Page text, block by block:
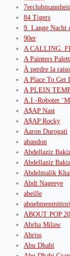
84 Tigers
9. Lange Nacht
90er
A CALLING.
A Painters
À perdre la
A Place To Get
A PLEIN
A.I.-Roboter
A$AP Nast
A$AP Rocky
Aaron Durogati
abandon
Abdellaziz
Abdellaziz
Abdelmalik
Abdi Nageeye
abeille
ABOUT POP
Abrha Milaw
Abriss
Abu Dhabi